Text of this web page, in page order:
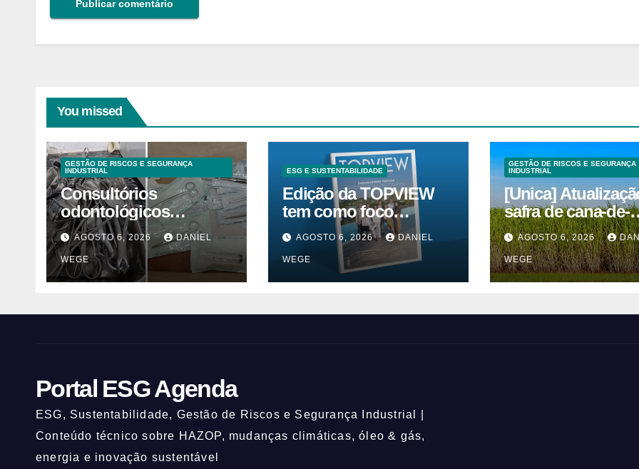
You missed
GESTÃO DE RISCOS E SEGURANÇA
INDUSTRIAL
Consultórios
odontológicos
interditados em
Campinas superam
2025
AGOSTO 6, 2026 DANIEL
WEGE
ESG E SUSTENTABILIDADE
Edição da TOPVIEW
tem como foco
inovação, educação e
ESG
AGOSTO 6, 2026 DANIEL
WEGE
GESTÃO DE RISCOS E SEGURANÇA
INDUSTRIAL
[Unica]
safra de cana-de-
açúcar 2026/27 –
quinzenas de
AGOSTO 6, 2026
WEGE
Portal ESG Agenda
ESG, Sustentabilidade, Gestão de Riscos e Segurança Industrial |
Conteúdo técnico sobre HAZOP, mudanças climáticas, óleo & gás,
energia e inovação sustentável